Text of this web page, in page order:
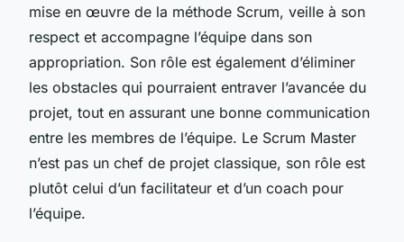
mise en œuvre de la méthode Scrum, veille à son
respect et accompagne l’équipe dans son
appropriation. Son rôle est également d’éliminer
les obstacles qui pourraient entraver l’avancée du
projet, tout en assurant une bonne communication
entre les membres de l’équipe. Le Scrum Master
n’est pas un chef de projet classique, son rôle est
plutôt celui d’un facilitateur et d’un coach pour
l’équipe.